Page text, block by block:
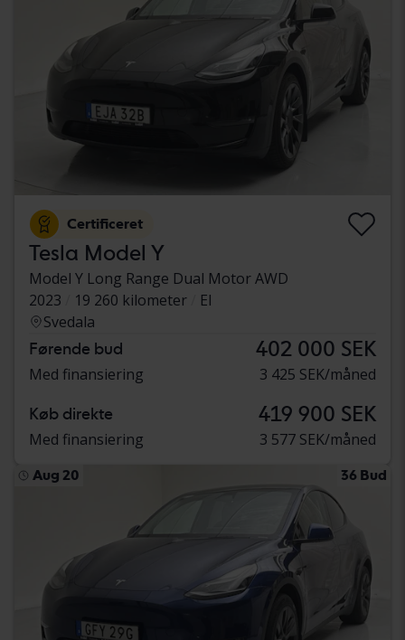
Certificeret
Tesla Model Y
Model Y Long Range Dual Motor AWD
2023
19 260 kilometer
El
Svedala
Førende bud 402 000 SEK
Med finansiering 3 425 SEK/måned
Køb direkte 419 900 SEK
Med finansiering 3 577 SEK/måned
Aug 20 36 Bud